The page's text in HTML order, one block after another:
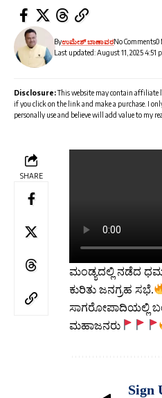
Last updated: August 11, 2025 4:51
Byಉಮೇಶ್ ಬಾಣಾವರNo Comments0
Disclosure:This website may contain affiliate
if you click on the link and make a purchase. I
personally use and believe will add value to my
SHARE
ಮಂಡ್ಯದಲ್ಲಿ ನಡೆದ
ಕುರಿತು ಜನಗ್ರಹ ಸಭೆ.
ಸಾಗರೋಪಾದಿಯಲ್ಲಿ
ಮಹಾಜನರು
Sign